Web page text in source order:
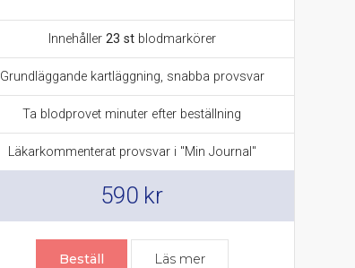
Innehåller23 stblodmarkörer
Grundläggande kartläggning, snabba provsvar
Ta blodprovet minuter efter beställning
Läkarkommenterat provsvar i "Min Journal"
590 kr
Beställ Läs mer